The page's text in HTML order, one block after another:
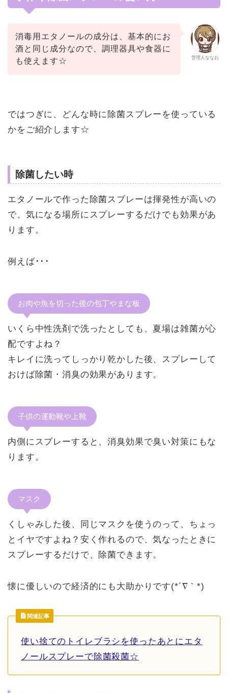
管理人ななお
消毒用エタノールの成分は、基本的にお
酒と同じ成分なので、調理器具や食器に
も使えます☆
ではつぎに、どんな時に除菌スプレーを使っている
かをご紹介します☆
除菌したい時
エタノールで作った除菌スプレーは揮発性が高いの
で、気になる場所にスプレーするだけでも効果があ
ります。
例えば･･･
お肉や魚を切った後の包丁やまな板
いくら中性洗剤で洗ったとしても、夏場は雑菌が心
配ですよね？
キレイに洗ってしっかり乾かした後、スプレーして
おけば除菌・消臭の効果があります。
子供の運動靴や上靴
内側にスプレーすると、消臭効果で臭い対策にもな
ります。
マスク
くしゃみした後、同じマスクを使うのって、ちょっ
とイヤですよね？安く作れるので、気なったときに
スプレーするだけで、除菌できます。
懐に優しいので経済的にも大助かりです(*´∇｀*)
関連記事
使い捨てのトイレブラシを使ったあとにエタ
ノールスプレーで除菌殺菌☆